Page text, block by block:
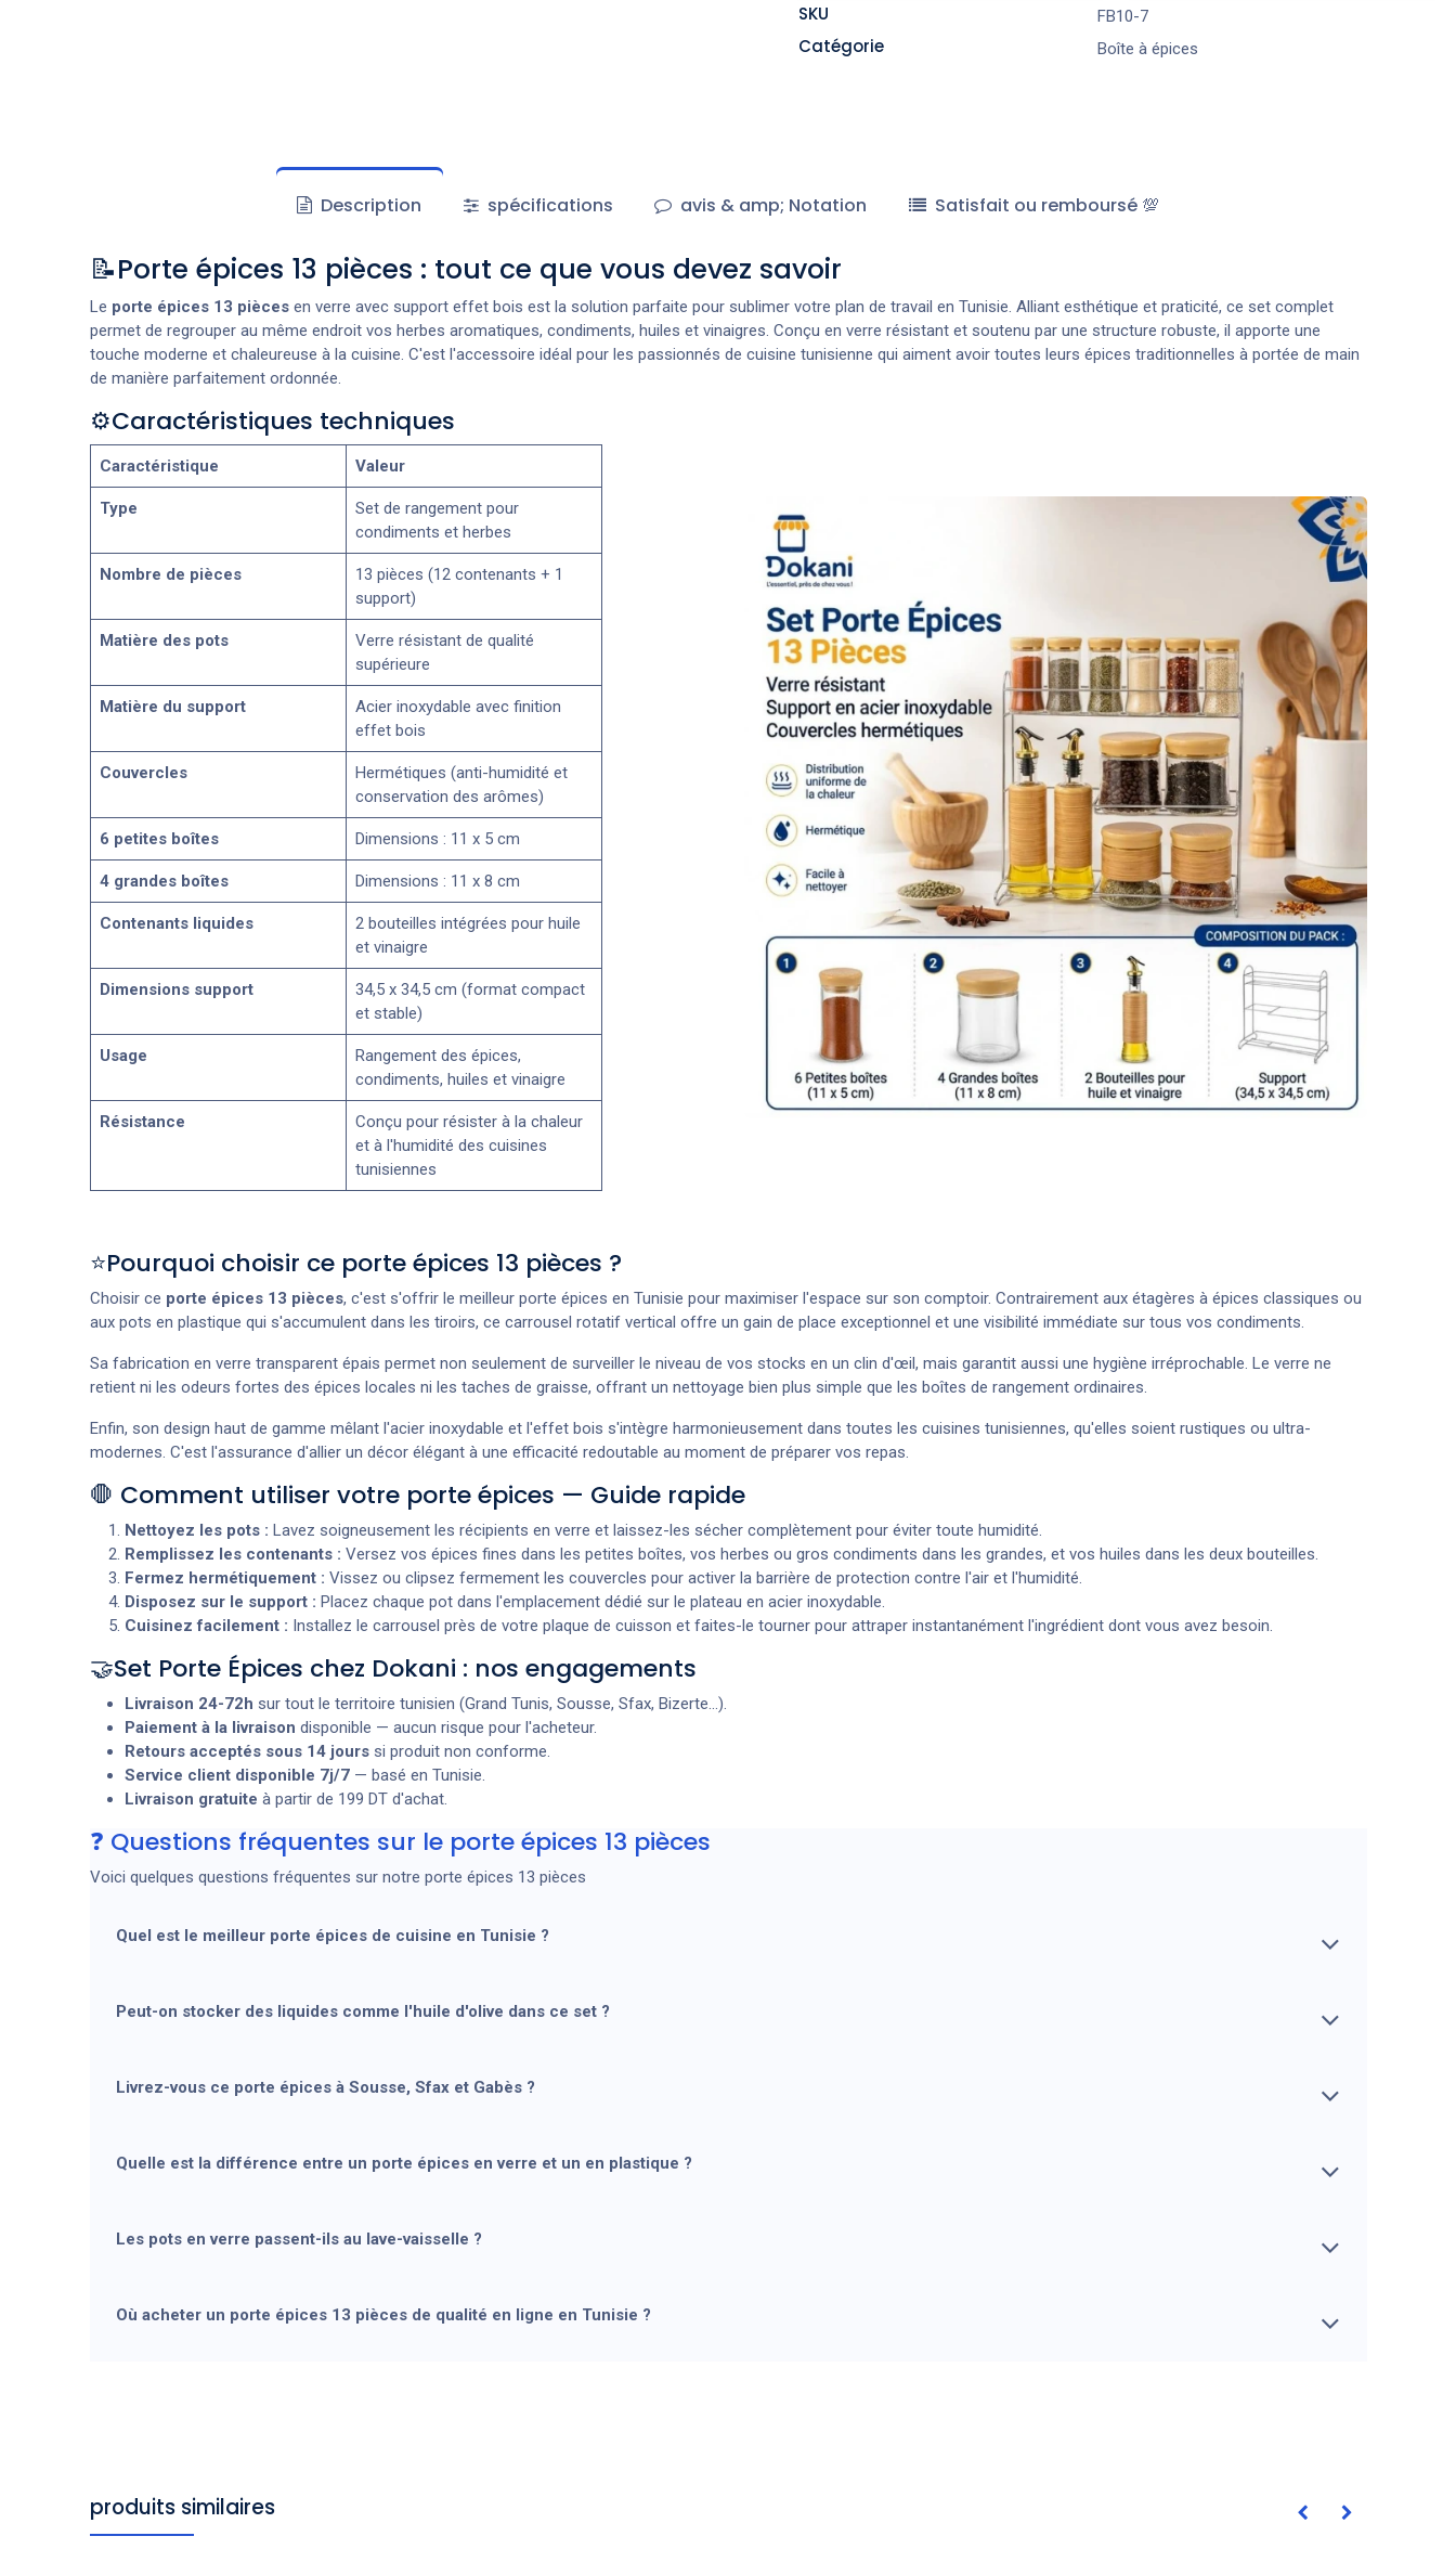
SKU FB10-7
Catégorie Boîte à épices
Description spécifications avis & amp; Notation Satisfait ou remboursé 💯
📝Porte épices 13 pièces : tout ce que vous devez savoir
Le porte épices 13 piècesen verre avec support effet bois est la solution parfaite pour sublimer votre plan de travail en Tunisie. Alliant esthétique et praticité, ce set complet
permet de regrouper au même endroit vos herbes aromatiques, condiments, huiles et vinaigres. Conçu en verre résistant et soutenu par une structure robuste, il apporte une
touche moderne et chaleureuse à la cuisine. C'est l'accessoire idéal pour les passionnés de cuisine tunisienne qui aiment avoir toutes leurs épices traditionnelles à portée de main
de manière parfaitement ordonnée.
⚙️Caractéristiques techniques
Caractéristique Valeur
Type
Set de rangement pour
condiments et herbes
Nombre de pièces
13 pièces (12 contenants + 1
support)
Matière des pots
Verre résistant de qualité
supérieure
Matière du support
Acier inoxydable avec finition
effet bois
Couvercles
Hermétiques (anti-humidité et
conservation des arômes)
6 petites boîtes Dimensions : 11 x 5 cm
4 grandes boîtes Dimensions : 11 x 8 cm
Contenants liquides
2 bouteilles intégrées pour huile
et vinaigre
Dimensions support
34,5 x 34,5 cm (format compact
et stable)
Usage
Rangement des épices,
condiments, huiles et vinaigre
Résistance
Conçu pour résister à la chaleur
et à l'humidité des cuisines
tunisiennes
⭐Pourquoi choisir ce porte épices 13 pièces ?
Choisir ce porte épices 13 pièces, c'est s'offrir le meilleur porte épices en Tunisie pour maximiser l'espace sur son comptoir. Contrairement aux étagères à épices classiques ou
aux pots en plastique qui s'accumulent dans les tiroirs, ce carrousel rotatif vertical offre un gain de place exceptionnel et une visibilité immédiate sur tous vos condiments.
Sa fabrication en verre transparent épais permet non seulement de surveiller le niveau de vos stocks en un clin d'œil, mais garantit aussi une hygiène irréprochable. Le verre ne
retient ni les odeurs fortes des épices locales ni les taches de graisse, offrant un nettoyage bien plus simple que les boîtes de rangement ordinaires.
Enfin, son design haut de gamme mêlant l'acier inoxydable et l'effet bois s'intègre harmonieusement dans toutes les cuisines tunisiennes, qu'elles soient rustiques ou ultra-
modernes. C'est l'assurance d'allier un décor élégant à une efficacité redoutable au moment de préparer vos repas.
🛑 Comment utiliser votre porte épices — Guide rapide
Nettoyez les pots : Lavez soigneusement les récipients en verre et laissez-les sécher complètement pour éviter toute humidité.
Remplissez les contenants : Versez vos épices fines dans les petites boîtes, vos herbes ou gros condiments dans les grandes, et vos huiles dans les deux bouteilles.
Fermez hermétiquement : Vissez ou clipsez fermement les couvercles pour activer la barrière de protection contre l'air et l'humidité.
Disposez sur le support : Placez chaque pot dans l'emplacement dédié sur le plateau en acier inoxydable.
Cuisinez facilement : Installez le carrousel près de votre plaque de cuisson et faites-le tourner pour attraper instantanément l'ingrédient dont vous avez besoin.
🤝Set Porte Épices chez Dokani : nos engagements
Livraison 24-72h sur tout le territoire tunisien (Grand Tunis, Sousse, Sfax, Bizerte...).
Paiement à la livraison disponible — aucun risque pour l'acheteur.
Retours acceptés sous 14 jourssi produit non conforme.
Service client disponible 7j/7— basé en Tunisie.
Livraison gratuite à partir de 199 DT d'achat.
❓ Questions fréquentes sur le porte épices 13 pièces
Voici quelques questions fréquentes sur notre porte épices 13 pièces
Quel est le meilleur porte épices de cuisine en Tunisie ?
Peut-on stocker des liquides comme l'huile d'olive dans ce set ?
Livrez-vous ce porte épices à Sousse, Sfax et Gabès ?
Quelle est la différence entre un porte épices en verre et un en plastique ?
Les pots en verre passent-ils au lave-vaisselle ?
Où acheter un porte épices 13 pièces de qualité en ligne en Tunisie ?
produits similaires